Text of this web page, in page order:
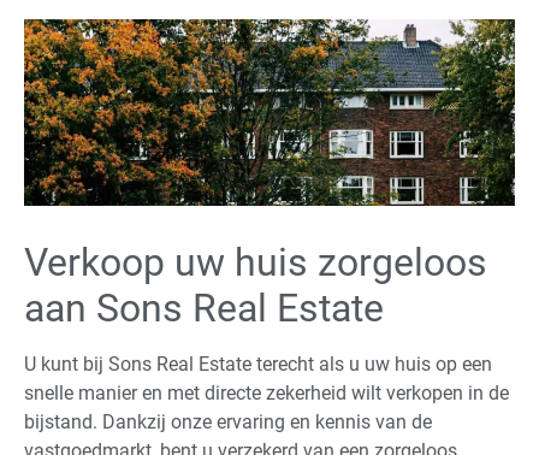
Verkoop uw huis zorgeloos
aan Sons Real Estate
U kunt bij Sons Real Estate terecht als u uw huis op een
snelle manier en met directe zekerheid wilt verkopen in de
bijstand. Dankzij onze ervaring en kennis van de